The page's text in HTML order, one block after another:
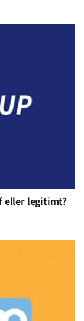
eller legitimt?